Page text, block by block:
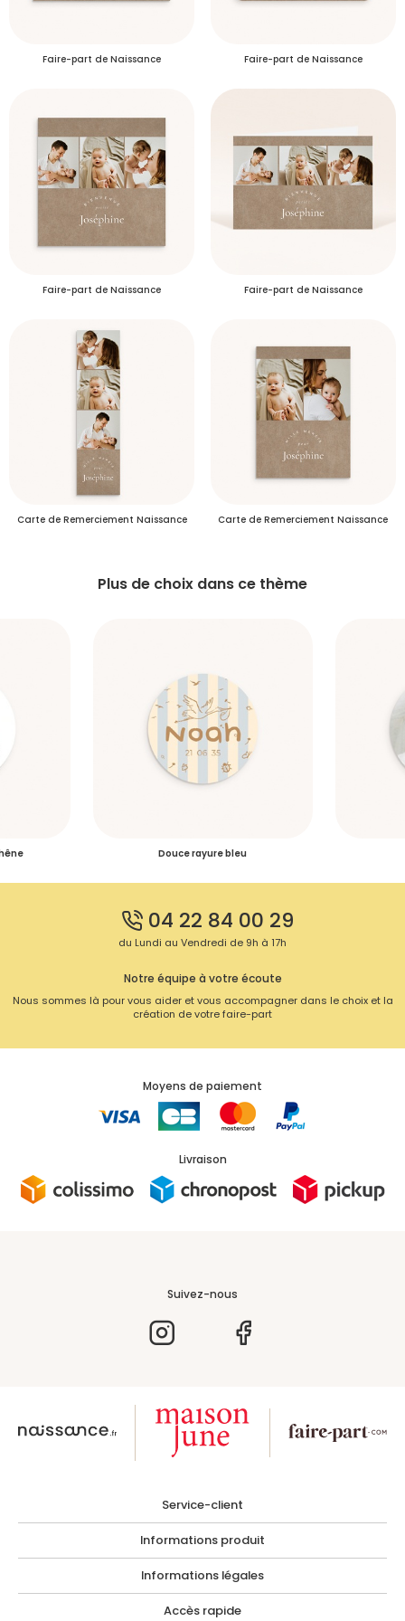
Se connecter
Je créé mon compte
Délais de livraison des commandes
Plus d’info
Délais de livraison des échantillons
Faire-part de Naissance Faire-part de Naissance
Faire-part de Naissance Faire-part de Naissance
Carte de Remerciement Naissance Carte de Remerciement Naissance
Plus de choix dans ce thème
Douce rayure bleu
04 22 84 00 29
du Lundi au Vendredi de 9h à 17h
Notre équipe à votre écoute
Nous sommes là pour vous aider et vous accompagner dans le choix et la
création de votre faire-part
Moyens de paiement
Livraison
Suivez-nous
Service-client
Informations produit
Informations légales
Accès rapide